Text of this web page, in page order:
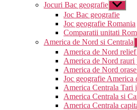
Jocuri Bac geografie Arată
submeniul
Joc Bac geografie
Joc geografie Romania
Comparatii unitati
America de Nord si Centrala
America de Nord
America de Nord rauri
America de Nord
Joc geografie America
America Centrala Tari
America Centrala si
America Centrala